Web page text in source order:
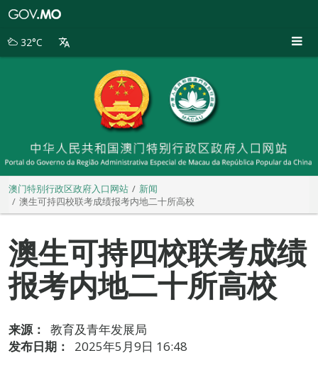
别
32°C
澳门特别行政区政府入口网站
新闻
澳生可持四校联考成绩报考内地二十所高校
澳生可持四校联考成绩
报考内地二十所高校
来源：
教育及青年发展局
发布日期：
2025年5月9日 16:48